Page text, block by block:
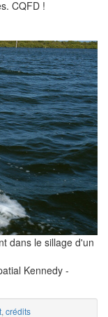
CQFD !
dans le sillage d'un
Kennedy -
, crédits